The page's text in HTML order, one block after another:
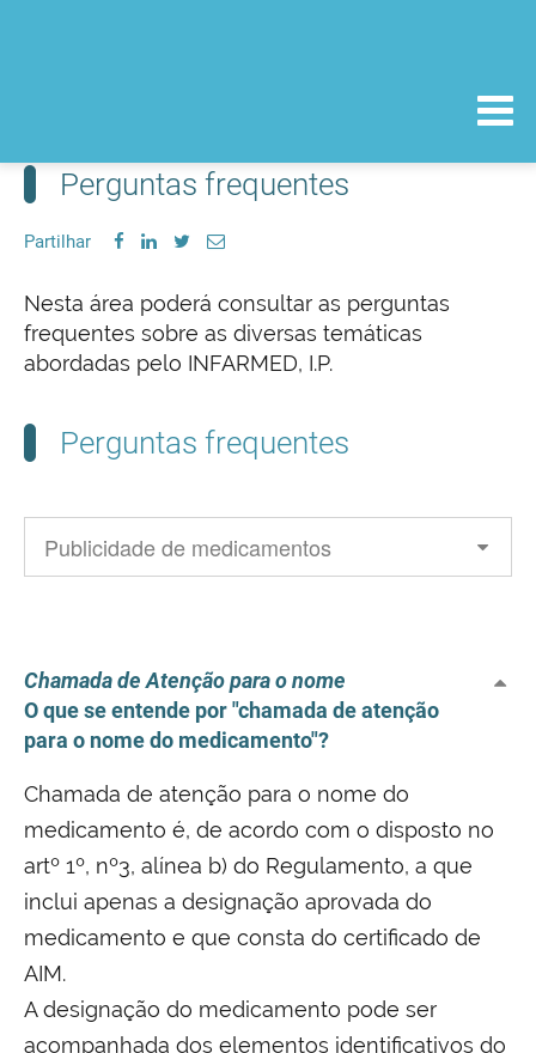
Perguntas frequentes
Partilhar
Nesta área poderá consultar as perguntas
frequentes sobre as diversas temáticas
abordadas pelo INFARMED, I.P.
Perguntas frequentes
Chamada de Atenção para o nome
O que se entende por "chamada de atenção
para o nome do medicamento"?
Chamada de atenção para o nome do
medicamento é, de acordo com o disposto no
artº 1º, nº3, alínea b) do Regulamento, a que
inclui apenas a designação aprovada do
medicamento e que consta do certificado de
AIM.
A designação do medicamento pode ser
acompanhada dos elementos identificativos do